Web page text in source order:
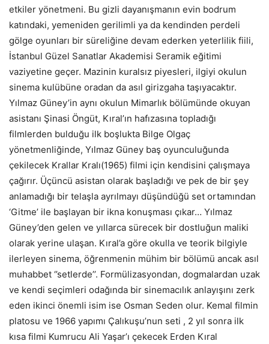
etkiler yönetmeni. Bu gizli dayanışmanın evin bodrum
katındaki, yemeniden gerilimli ya da kendinden perdeli
gölge oyunları bir süreliğine devam ederken yeterlilik fiili,
İstanbul Güzel Sanatlar Akademisi Seramik eğitimi
vaziyetine geçer. Mazinin kuralsız piyesleri, ilgiyi okulun
sinema kulübüne oradan da asıl girizgaha taşıyacaktır.
Yılmaz Güney’in aynı okulun Mimarlık bölümünde okuyan
asistanı Şinasi Öngüt, Kıral’ın hafızasına topladığı
filmlerden bulduğu ilk boşlukta Bilge Olgaç
yönetmenliğinde, Yılmaz Güney baş oyunculuğunda
çekilecek Krallar Kralı(1965) filmi için kendisini çalışmaya
çağırır. Üçüncü asistan olarak başladığı ve pek de bir şey
anlamadığı bir telaşla ayrılmayı düşündüğü set ortamından
‘Gitme’ ile başlayan bir ikna konuşması çıkar… Yılmaz
Güney’den gelen ve yıllarca sürecek bir dostluğun maliki
olarak yerine ulaşan. Kıral’a göre okulla ve teorik bilgiyle
ilerleyen sinema, öğrenmenin mühim bir bölümü ancak asıl
muhabbet ‘’setlerde’’. Formülizasyondan, dogmalardan uzak
ve kendi seçimleri odağında bir sinemacılık anlayışını zerk
eden ikinci önemli isim ise Osman Seden olur. Kemal filmin
platosu ve 1966 yapımı Çalıkuşu’nun seti , 2 yıl sonra ilk
kısa filmi Kumrucu Ali Yaşar’ı çekecek Erden Kıral